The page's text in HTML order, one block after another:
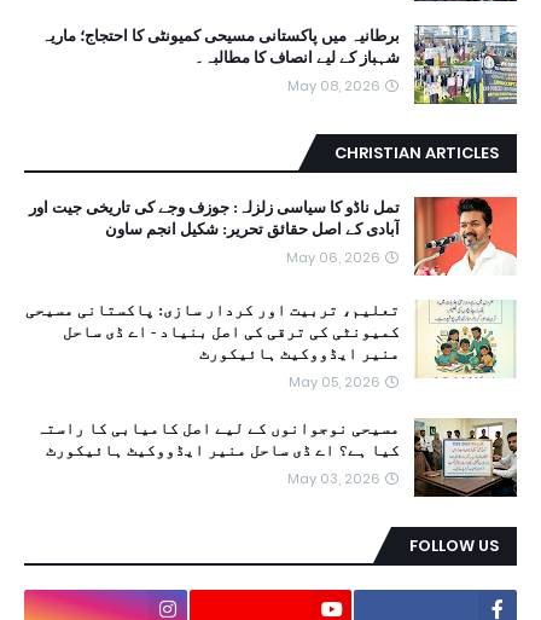
برطانیہ میں پاکستانی مسیحی کمیونٹی کا احتجاج؛ ماریہ
شہباز کے لیے انصاف کا مطالبہ۔
May 08, 2026
CHRISTIAN ARTICLES
تمل ناڈو کا سیاسی زلزلہ: جوزف وجے کی تاریخی جیت اور
آبادی کے اصل حقائق تحریر: شکیل انجم ساون
May 06, 2026
تعلیم، تربیت اور کردار سازی: پاکستانی مسیحی
کمیونٹی کی ترقی کی اصل بنیاد - اے ڈی ساحل
منیر ایڈووکیٹ ہائیکورٹ
May 05, 2026
مسیحی نوجوانوں کے لیے اصل کامیابی کا راستہ
کیا ہے؟ اے ڈی ساحل منیر ایڈووکیٹ ہائیکورٹ
May 03, 2026
FOLLOW US